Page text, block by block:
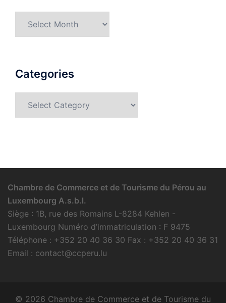
Categories
Chambre de Commerce et de Tourisme du Pérou au
Luxembourg A.s.b.l.
Siège : 1B, rue des Romains L-8284 Kehlen -
Luxembourg Numéro d’immatriculation : F 9475
Téléphone : +352 20 40 36 30 Fax : +352 20 40 36 31
Email : contact@ccperu.lu
© 2026 Chambre de Commerce et de Tourisme du